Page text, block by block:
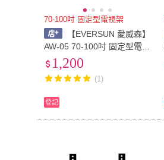
70-100吋 固定型電視架
【EVERSUN 愛威森】
AW-05 70-100吋 固定型電視
架(大型電視架)
1,200
(1)
登記